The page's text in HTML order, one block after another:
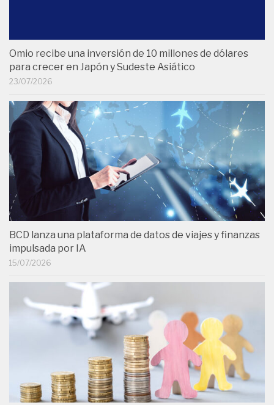
Omio recibe una inversión de 10 millones de dólares
para crecer en Japón y Sudeste Asiático
23/07/2026
BCD lanza una plataforma de datos de viajes y finanzas
impulsada por IA
15/07/2026